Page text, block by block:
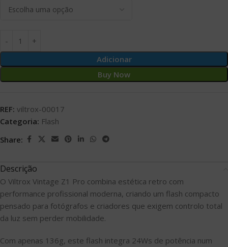
Adicionar
Buy Now
REF: viltrox-00017
Categoria: Flash
Share:
Descrição
O Viltrox Vintage Z1 Pro combina estética retro com
performance profissional moderna, criando um flash compacto
pensado para fotógrafos e criadores que exigem controlo total
da luz sem perder mobilidade.
Com apenas 136g, este flash integra 24Ws de potência num